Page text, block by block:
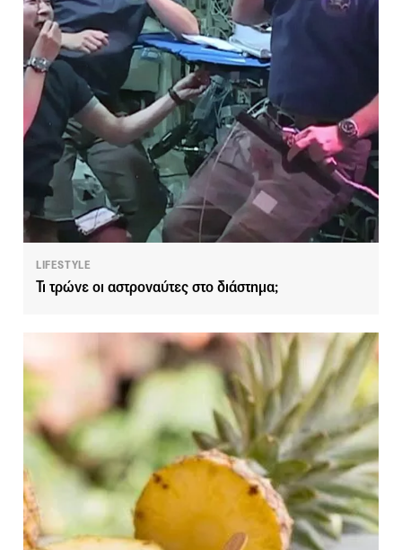
LIFESTYLE
Τι τρώνε οι αστροναύτες στο διάστημα;